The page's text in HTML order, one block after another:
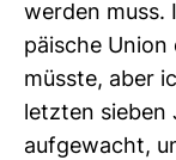
werden muss.
päi­sche
müsste, aber
letzten sieben
auf­ge­wacht,